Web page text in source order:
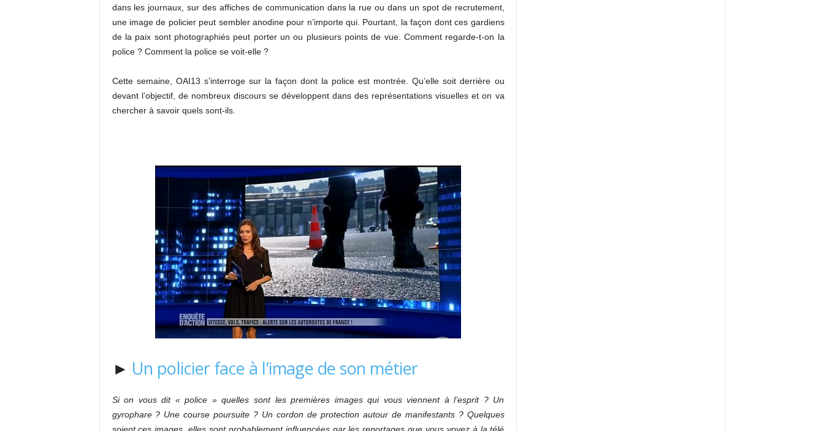
dans les journaux, sur des affiches de communication dans la rue ou dans un spot de recrutement,
une image de policier peut sembler anodine pour n’importe qui. Pourtant, la façon dont ces gardiens
de la paix sont photographiés peut porter un ou plusieurs points de vue. Comment regarde-t-on la
police ? Comment la police se voit-elle ?
Cette semaine, OAI13 s’interroge sur la façon dont la police est montrée. Qu’elle soit derrière ou
devant l’objectif, de nombreux discours se développent dans des représentations visuelles et on va
chercher à savoir quels sont-ils.
► Un policier face à l’image de son métier
Si on vous dit « police » quelles sont les premières images qui vous viennent à l’esprit ? Un
gyrophare ? Une course poursuite ? Un cordon de protection autour de manifestants ? Quelques